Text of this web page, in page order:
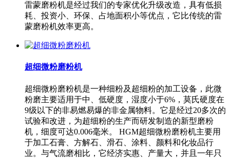
雷蒙磨粉机是经过我们的专家优化升级改造，具有低损
耗、投资小、环保、占地面积小等优点，它比传统的雷
蒙磨粉机效率更高。
超细微粉磨粉机
超细微粉磨粉机是一种细粉及超细粉的加工设备，此微
粉磨主要适用于中、低硬度，湿度小于6%，莫氏硬度在
9级以下的非易燃易爆的非金属物料。它是经过20多次的
试验和改进，为超细粉的生产而研发制造的新型磨粉
机，细度可达0.006毫米。 HGM超细微粉磨粉机主要用
于加工石膏、方解石、滑石、涂料、颜料和化妆品行
业。与气流磨相比，它经济实惠、产量大，并且一年只